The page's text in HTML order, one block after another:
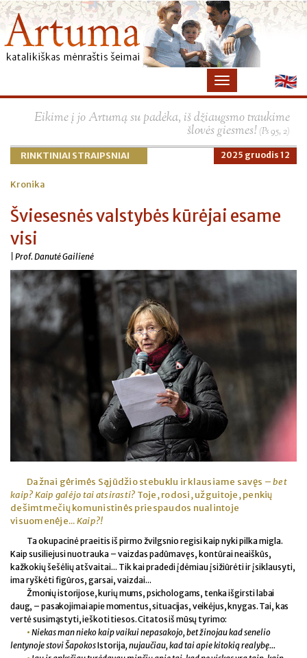
Eikime į jo Artumą su padėka, iš džiaugsmo traukime
šlovės giesmes! (Ps 95, 2)
RINKTINIAI STRAIPSNIAI 2025 gruodis 12
Kronika
Šviesesnės valstybės kūrėjai esame
visi
| Prof. Danutė Gailienė
Dažnai gėrimės Sąjūdžio stebuklu ir klausiame savęs –bet
kaip? Kaip galėjo tai atsirasti? Toje, rodosi, užguitoje, penkių
dešimtmečių komunistinės priespaudos nualintoje
visuomenėje...Kaip?!
Ta okupacinė praeitis iš pirmo žvilgsnio regisi kaip nyki pilka migla.
Kaip susiliejusi nuotrauka – vaizdas padūmavęs, kontūrai neaiškūs,
kažkokių šešėlių atšvaitai... Tik kai pradedi įdėmiau įsižiūrėti ir įsiklausyti,
ima ryškėti figūros, garsai, vaizdai...
Žmonių istorijose, kurių mums, psichologams, tenka išgirsti labai
daug, – pasakojimai apie momentus, situacijas, veikėjus, knygas. Tai, kas
vertė susimąstyti, ieškoti tiesos. Citatos iš mūsų tyrimo:
• Niekas man nieko kaip vaikui nepasakojo, bet žinojau kad senelio
lentynoje stovi ŠapokosIstorija, nujaučiau, kad tai apie kitokią realybę...
×